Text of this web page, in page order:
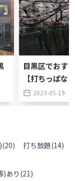
目黒区でおす
【打ちっぱな
2023-05-19
(20) 打ち放題(14)
)あり (21)